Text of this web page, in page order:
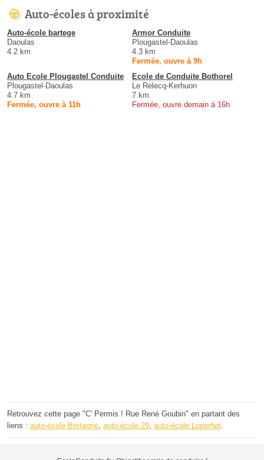
Auto-écoles à proximité
Auto-école bartege
Daoulas
4.2 km
Armor Conduite
Plougastel-Daoulas
4.3 km
Fermée, ouvre à 9h
Auto Ecole Plougastel Conduite
Plougastel-Daoulas
4.7 km
Fermée, ouvre à 11h
Ecole de Conduite Bothorel
Le Relecq-Kerhuon
7 km
Fermée, ouvre demain à 16h
Retrouvez cette page "C' Permis ! Rue René Goubin" en partant des
liens : auto-école Bretagne, auto-école 29, auto-école Loperhet.